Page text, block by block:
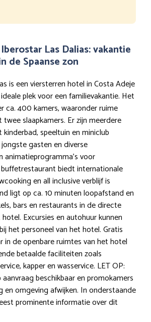
Las Dalias: vakantie
de Spaanse zon
is een viersterren hotel in Costa Adeje
plek voor een familievakantie. Het
ca. 400 kamers, waaronder ruime
slaapkamers. Er zijn meerdere
speeltuin en miniclub
gasten en diverse
voor
biedt internationale
en all inclusive verblijf is
ligt op ca. 10 minuten loopafstand en
bars en restaurants in de directe
Excursies en autohuur kunnen
het personeel van het hotel. Gratis
in de openbare ruimtes van het hotel
betaalde faciliteiten zoals
kapper en wasservice. LET OP:
beschikbaar en promokamers
en omgeving afwijken. In onderstaande
prominente informatie over dit